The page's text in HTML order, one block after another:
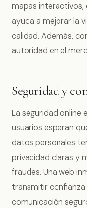
mapas interactivos,
ayuda a mejorar la
calidad. Además,
autoridad en el
Seguridad y
La seguridad online
usuarios esperan
datos personales
privacidad claras y
fraudes. Una web
transmitir
comunicación